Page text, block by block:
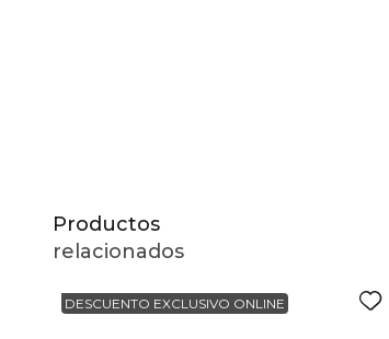
Productos
relacionados
DESCUENTO EXCLUSIVO ONLINE